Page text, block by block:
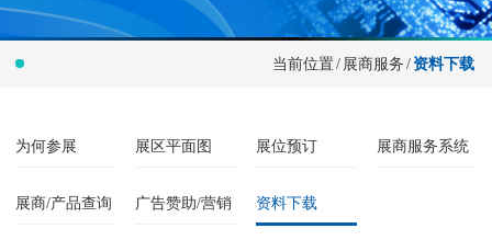
当前位置/ 展商服务 /资料下载
为何参展 展区平面图 展位预订 展商服务系统
展商/产品查询 广告赞助/营销 资料下载